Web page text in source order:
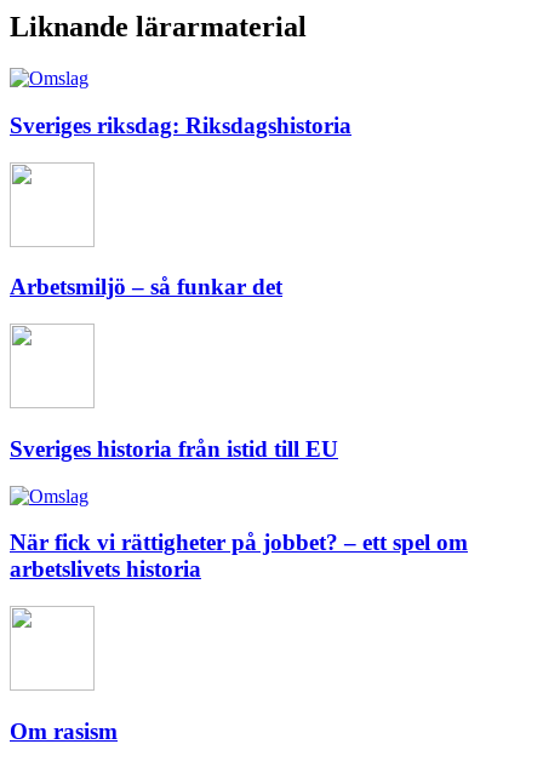
Liknande lärarmaterial
Sveriges riksdag: Riksdagshistoria
Arbetsmiljö – så funkar det
Sveriges historia från istid till EU
När fick vi rättigheter på jobbet? – ett spel om
arbetslivets historia
Om rasism